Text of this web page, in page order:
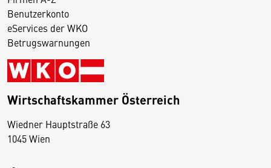
Benutzerkonto
eServices der WKO
Betrugswarnungen
Wirtschaftskammer Österreich
Wiedner Hauptstraße 63
1045 Wien
D